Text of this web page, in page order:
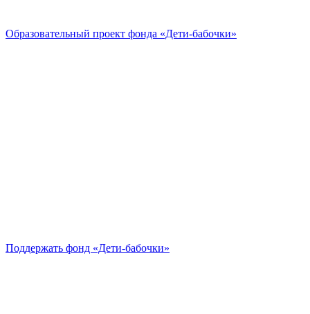
Образовательный проект фонда «Дети-бабочки»
Поддержать фонд «Дети-бабочки»